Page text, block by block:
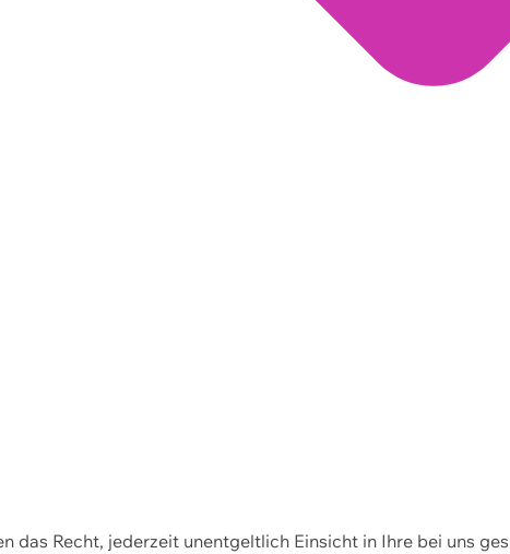
das Recht, jederzeit unentgeltlich Einsicht in Ihre bei uns